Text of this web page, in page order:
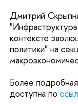
Дмитрий
контексте
политики" на
Более
доступна по